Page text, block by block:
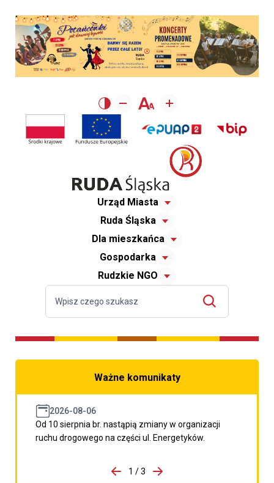
Urząd Miasta
Ruda Śląska
Dla mieszkańca
Gospodarka
Rudzkie NGO
Ważne komunikaty
2026-08-06
Od 10 sierpnia br. nastąpią zmiany w organizacji
ruchu drogowego na części ul. Energetyków.
porzpedniego komunikatu
1 / 3
Przejdź do następnego